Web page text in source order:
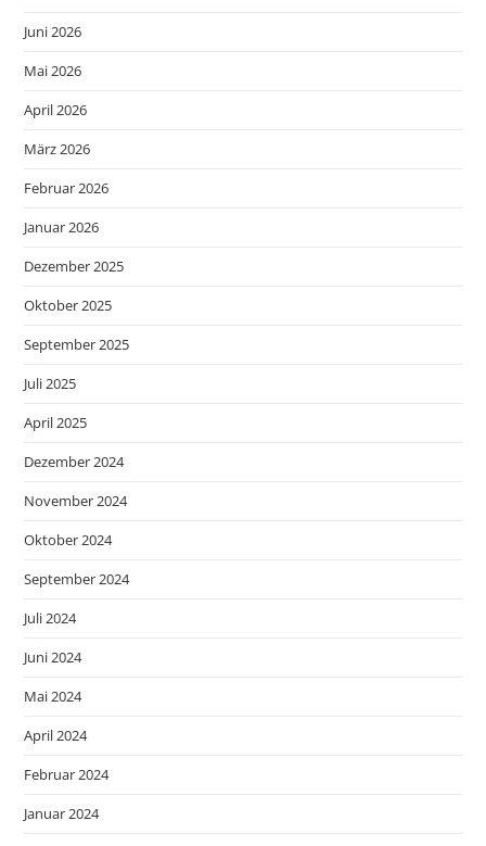
Juni 2026
Mai 2026
April 2026
März 2026
Februar 2026
Januar 2026
Dezember 2025
Oktober 2025
September 2025
Juli 2025
April 2025
Dezember 2024
November 2024
Oktober 2024
September 2024
Juli 2024
Juni 2024
Mai 2024
April 2024
Februar 2024
Januar 2024